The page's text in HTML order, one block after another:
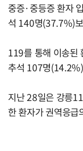
중증·중등증 환자
석 140명(37.7%)
119를 통해 이송된
추석 107명
지난 28일은 강릉
한 환자가 권역응급